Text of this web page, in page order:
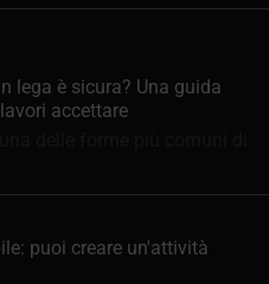
lega è sicura? Una guida
accettare
puoi creare un'attività